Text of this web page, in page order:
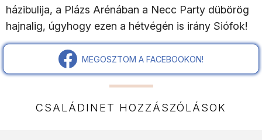
házibulija, a Plázs Arénában a Necc Party dübörög
hajnalig, úgyhogy ezen a hétvégén is irány Siófok!
MEGOSZTOM A FACEBOOKON!
CSALÁDINET HOZZÁSZÓLÁSOK